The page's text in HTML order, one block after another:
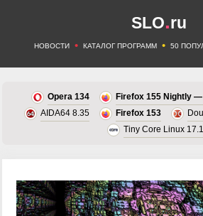
SLO.ru
НОВОСТИ • КАТАЛОГ ПРОГРАММ • 50
Opera 134
Firefox 155 Nightly
AIDA64 8.35
Firefox 153
Tiny Core Linux 17.1